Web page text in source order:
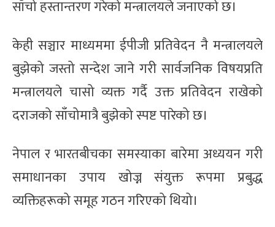
साँचो हस्तान्तरण गरेको मन्त्रालयले जनाएको छ।
केही सञ्चार माध्यममा ईपीजी प्रतिवेदन नै मन्त्रालयले
बुझेको जस्तो सन्देश जाने गरी सार्वजनिक विषयप्रति
मन्त्रालयले चासो व्यक्त गर्दै उक्त प्रतिवेदन राखेको
दराजको साँचोमात्रै बुझेको स्पष्ट पारेको छ।
नेपाल र भारतबीचका समस्याका बारेमा अध्ययन गरी
समाधानका उपाय खोज्न संयुक्त रूपमा प्रबुद्ध
व्यक्तिहरूको समूह गठन गरिएको थियो।